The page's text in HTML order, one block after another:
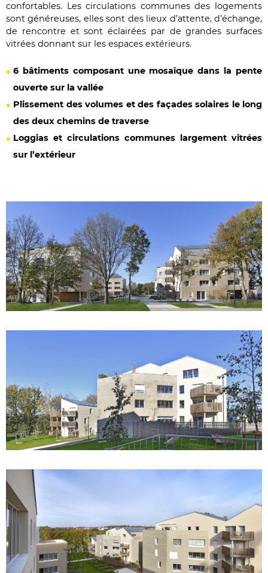
confortables. Les circulations communes des logements
sont généreuses, elles sont des lieux d’attente, d’échange,
de rencontre et sont éclairées par de grandes surfaces
vitrées donnant sur les espaces extérieurs.
6 bâtiments composant une mosaïque dans la pente
ouverte sur la vallée
Plissement des volumes et des façades solaires le long
des deux chemins de traverse
Loggias et circulations communes largement vitrées
sur l’extérieur